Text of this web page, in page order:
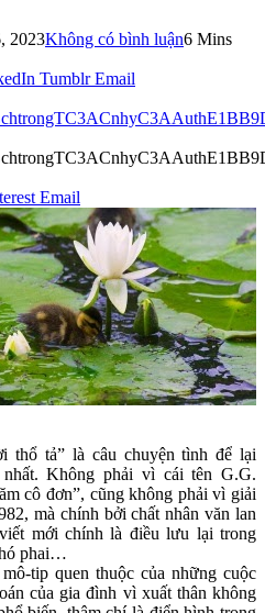
2023Không có bình luận6 Mins
Tumblr Email
Email
thổ tả” là câu chuyện tình để lại
Không phải vì cái tên G.G.
cô đơn”, cũng không phải vì giải
mà chính bởi chất nhân văn lan
mới chính là điều lưu lại trong
phai…
tip quen thuộc của những cuộc
của gia đình vì xuất thân không